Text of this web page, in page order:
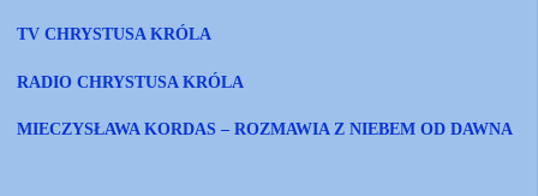
TV CHRYSTUSA KRÓLA
RADIO CHRYSTUSA KRÓLA
MIECZYSŁAWA KORDAS – ROZMAWIA Z NIEBEM OD DAWNA